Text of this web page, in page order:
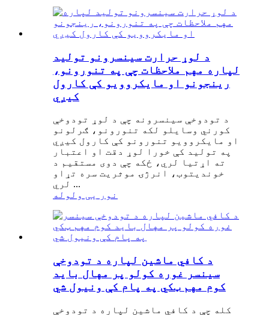
د لوړ حرارت سینسرونو تولید
لپاره مهم ملاحظات چې په تنورونو،
رینجونو او مایکروویو کې کارول
کیږي
د تودوخې سینسرونه چې د لوړ تودوخې
کورني وسایلو لکه تنورونو، ګرلونو
او مایکروویو تنورونو کې کارول کیږي
په تولید کې خورا لوړ دقت او اعتبار
ته اړتیا لري، ځکه چې دوی مستقیم د
خوندیتوب، انرژۍ موثریت سره تړاو
لري ...
نور یی ولوله
د کافي ماشین لپاره د تودوخې
سینسر غوره کولو پر مهال باید
کوم مهم ټکي په پام کې ونیول شي
کله چې د کافي ماشین لپاره د تودوخې